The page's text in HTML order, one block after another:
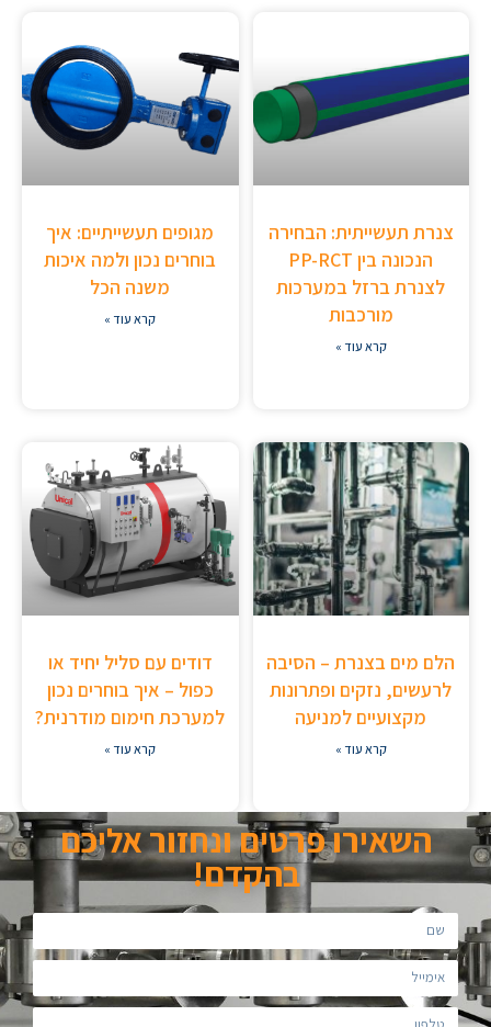
צנרת תעשייתית: הבחירה
הנכונה בין PP-RCT
לצנרת ברזל במערכות
מורכבות
קרא עוד »
מגופים תעשייתיים: איך
בוחרים נכון ולמה איכות
משנה הכל
קרא עוד »
הלם מים בצנרת – הסיבה
לרעשים, נזקים ופתרונות
מקצועיים למניעה
קרא עוד »
דודים עם סליל יחיד או
כפול – איך בוחרים נכון
למערכת חימום מודרנית?
קרא עוד »
השאירו פרטים ונחזור אליכם
בהקדם!